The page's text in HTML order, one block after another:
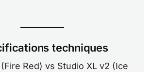
techniques
Red) vs Studio XL v2 (Ice